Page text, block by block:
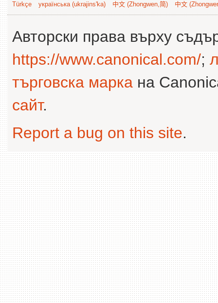
Türkçe
українська (ukrajins'ka) 中文 (Zhongwen,简) 中文
Авторски права върху
https://www.canonical.com/;
търговска марка на
сайт.
Report a bug on this site.